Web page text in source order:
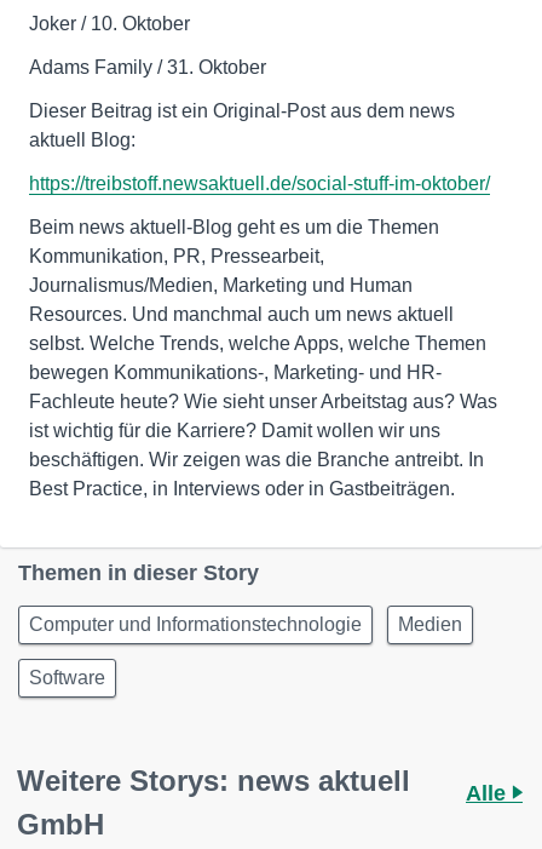
Joker / 10. Oktober
Adams Family / 31. Oktober
Dieser Beitrag ist ein Original-Post aus dem news
aktuell Blog:
https://treibstoff.newsaktuell.de/social-stuff-im-oktober/
Beim news aktuell-Blog geht es um die Themen
Kommunikation, PR, Pressearbeit,
Journalismus/Medien, Marketing und Human
Resources. Und manchmal auch um news aktuell
selbst. Welche Trends, welche Apps, welche Themen
bewegen Kommunikations-, Marketing- und HR-
Fachleute heute? Wie sieht unser Arbeitstag aus? Was
ist wichtig für die Karriere? Damit wollen wir uns
beschäftigen. Wir zeigen was die Branche antreibt. In
Best Practice, in Interviews oder in Gastbeiträgen.
Themen in dieser Story
Computer und Informationstechnologie Medien
Software
Weitere Storys: news aktuell
GmbH
Alle